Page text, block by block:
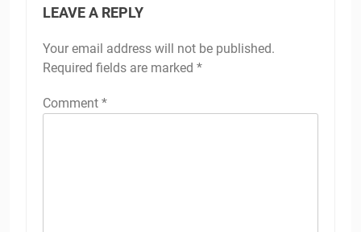
LEAVE A REPLY
Your email address will not be published.
Required fields are marked *
Comment *